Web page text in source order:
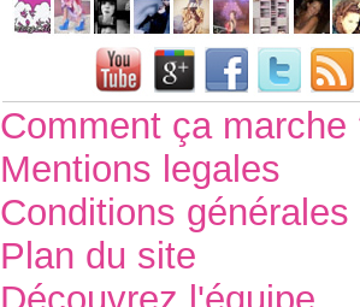
Comment ça marche
Mentions legales
Conditions
Plan du site